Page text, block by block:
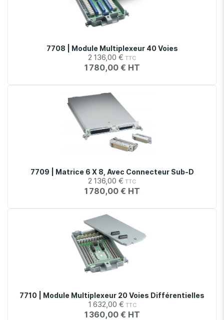
7708 | Module Multiplexeur 40 Voies
2 136,00 €
1 780,00 €
7709 | Matrice 6 X 8, Avec Connecteur Sub-D
2 136,00 €
1 780,00 €
7710 | Module Multiplexeur 20 Voies Différentielles
1 632,00 €
1 360,00 €